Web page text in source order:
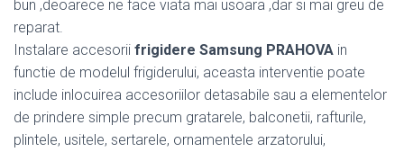
bun ,deoarece ne face viata mai usoara ,dar si mai greu de
reparat.
Instalare accesorii frigidere Samsung PRAHOVA in
functie de modelul frigiderului, aceasta interventie poate
include inlocuirea accesoriilor detasabile sau a elementelor
de prindere simple precum gratarele, balconetii, rafturile,
plintele, usitele, sertarele, ornamentele arzatorului,